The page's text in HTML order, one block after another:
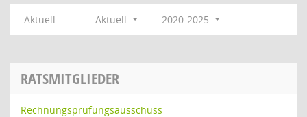
Aktuell Aktuell 2020-2025
RATSMITGLIEDER
Rechnungsprüfungsausschuss